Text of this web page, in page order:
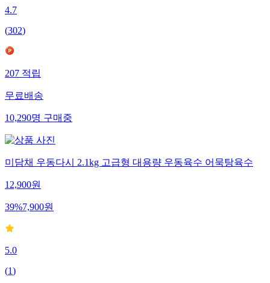
4.7
(302)
207 적립
무료배송
10,290명 구매중
미담채 우동다시 2.1kg 고급형 대용량 우동육수 어묵탕육수
12,900원
39%7,900원
5.0
(1)